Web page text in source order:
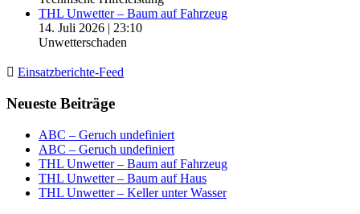
THL Unwetter – Baum auf Fahrzeug
14. Juli 2026 | 23:10
Unwetterschaden
Einsatzberichte-Feed
Neueste Beiträge
ABC – Geruch undefiniert
ABC – Geruch undefiniert
THL Unwetter – Baum auf Fahrzeug
THL Unwetter – Baum auf Haus
THL Unwetter – Keller unter Wasser